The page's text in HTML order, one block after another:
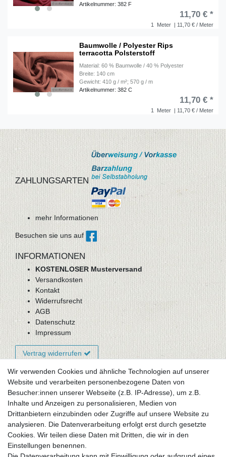
Artikelnummer: 382 F
1 Meter | 11,70 € / Meter
11,70 € *
Baumwolle / Polyester Rips
terracotta Polsterstoff
Material: 60 % Baumwolle / 40 % Polyester
Breite: 140 cm
Gewicht: 410 g / m²; 570 g / m
Artikelnummer: 382 C
1 Meter | 11,70 € / Meter
11,70 € *
ZAHLUNGSARTEN
mehr Informationen
Besuchen sie uns auf
INFORMATIONEN
KOSTENLOSER Musterversand
Versandkosten
Kontakt
Widerrufsrecht
AGB
Datenschutz
Impressum
Vertrag widerrufen
Newsletter-Anmeldung
FAQ / Fragen
Mein Warenkorb
Mein Merkzettel
Mein Konto
UNSER LADENGESCHÄFT
Wir verwenden Cookies und ähnliche Technologien auf unserer
Website und verarbeiten personenbezogene Daten von
Besucher:innen unserer Webseite (z.B. IP-Adresse), um z.B.
Inhalte und Anzeigen zu personalisieren, Medien von
Drittanbietern einzubinden oder Zugriffe auf unsere Website zu
analysieren. Die Datenverarbeitung erfolgt erst durch gesetzte
Cookies. Wir teilen diese Daten mit Dritten, die wir in den
Einstellungen benennen.